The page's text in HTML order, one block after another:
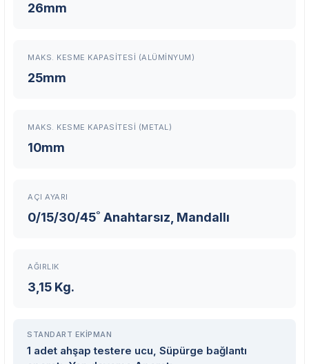
Marka ve şehir seçerek yetkili servislere anında ulaşın.
26mm
MAKS. KESME KAPASITESI (ALÜMINYUM)
25mm
MAKS. KESME KAPASITESI (METAL)
10mm
AÇI AYARI
0/15/30/45˚ Anahtarsız, Mandallı
AĞIRLIK
3,15 Kg.
STANDART EKIPMAN
1 adet ahşap testere ucu, Süpürge bağlantı